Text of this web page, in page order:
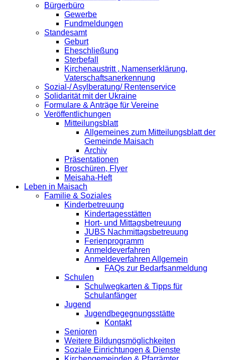
Bürgerbüro
Gewerbe
Fundmeldungen
Standesamt
Geburt
Eheschließung
Sterbefall
Kirchenaustritt , Namenserklärung,
Vaterschaftsanerkennung
Sozial-/ Asylberatung/ Rentenservice
Solidarität mit der Ukraine
Formulare & Anträge für Vereine
Veröffentlichungen
Mitteilungsblatt
Allgemeines zum Mitteilungsblatt der
Gemeinde Maisach
Archiv
Präsentationen
Broschüren, Flyer
Meisaha-Heft
Leben in Maisach
Familie & Soziales
Kinderbetreuung
Kindertagesstätten
Hort- und Mittagsbetreuung
JUBS Nachmittagsbetreuung
Ferienprogramm
Anmeldeverfahren
Anmeldeverfahren Allgemein
FAQs zur Bedarfsanmeldung
Schulen
Schulwegkarten & Tipps für
Schulanfänger
Jugend
Jugendbegegnungsstätte
Kontakt
Senioren
Weitere Bildungsmöglichkeiten
Soziale Einrichtungen & Dienste